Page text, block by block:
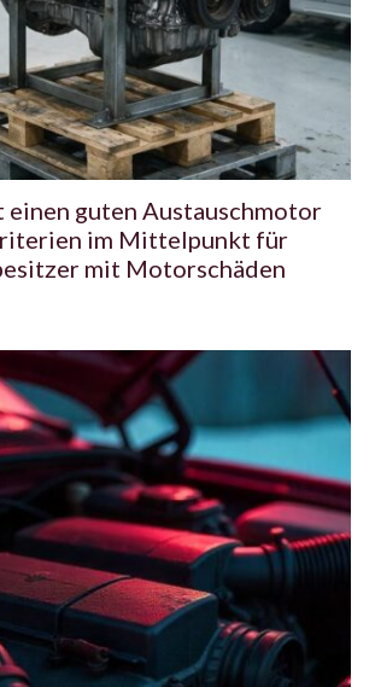
einen guten Austauschmotor
im Mittelpunkt für
mit Motorschäden